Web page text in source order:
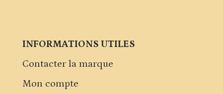
INFORMATIONS UTILES
Contacter la marque
Mon compte